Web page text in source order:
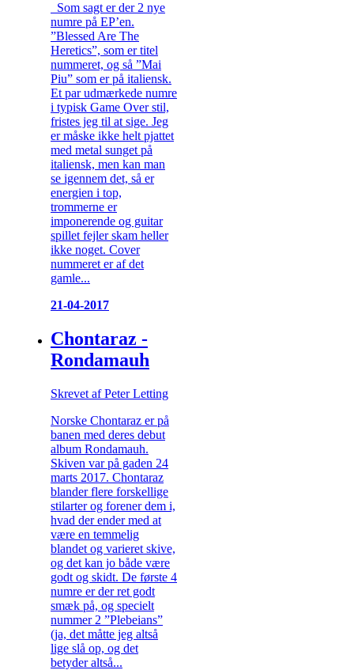
Som sagt er der 2 nye
numre på EP’en.
”Blessed Are The
Heretics”, som er titel
nummeret, og så ”Mai
Piu” som er på italiensk.
Et par udmærkede numre
i typisk Game Over stil,
fristes jeg til at sige. Jeg
er måske ikke helt pjattet
med metal sunget på
italiensk, men kan man
se igennem det, så er
energien i top,
trommerne er
imponerende og guitar
spillet fejler skam heller
ikke noget. Cover
nummeret er af det
gamle...
21-04-2017
Chontaraz -
Rondamauh
Skrevet af Peter Letting
Norske Chontaraz er på
banen med deres debut
album Rondamauh.
Skiven var på gaden 24
marts 2017. Chontaraz
blander flere forskellige
stilarter og forener dem i,
hvad der ender med at
være en temmelig
blandet og varieret skive,
og det kan jo både være
godt og skidt. De første 4
numre er der ret godt
smæk på, og specielt
nummer 2 ”Plebeians”
(ja, det måtte jeg altså
lige slå op, og det
betyder altså...